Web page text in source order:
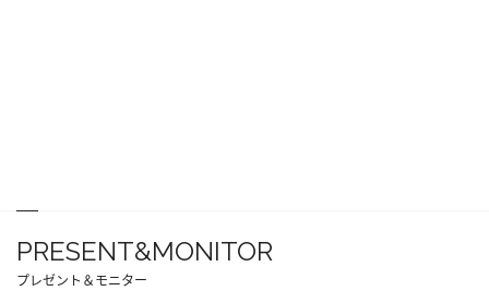
PRESENT&MONITOR
プレゼント＆モニター